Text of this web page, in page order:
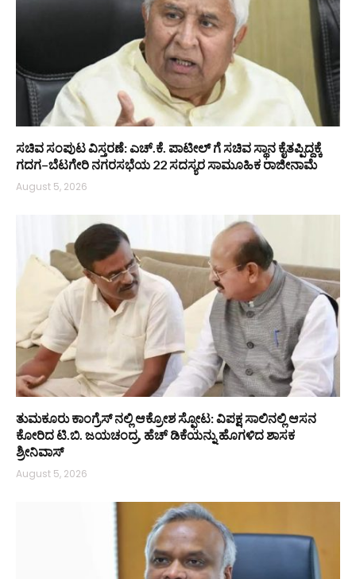
ಸಚಿವ ಸಂಪುಟ ವಿಸ್ತರಣೆ: ಎಚ್.ಕೆ. ಪಾಟೀಲ್ ಗೆ ಸಚಿವ ಸ್ಥಾನ ಕೈತಪ್ಪಿದ್ದಕ್ಕೆ
ಗದಗ–ಬೆಟಗೇರಿ ನಗರಸಭೆಯ 22 ಸದಸ್ಯರ ಸಾಮೂಹಿಕ ರಾಜೀನಾಮೆ
August 5, 2026
ತುಮಕೂರು ಕಾಂಗ್ರೆಸ್ ನಲ್ಲಿ ಆಕ್ರೋಶ ಸ್ಫೋಟ: ವಿಪಕ್ಷ ಸಾಲಿನಲ್ಲಿ ಆಸನ
ಕೋರಿದ ಟಿ.ಬಿ. ಜಯಚಂದ್ರ, ಹೆಚ್ ಡಿಕೆಯನ್ನು ಹೊಗಳಿದ ಶಾಸಕ
ಶ್ರೀನಿವಾಸ್
August 5, 2026